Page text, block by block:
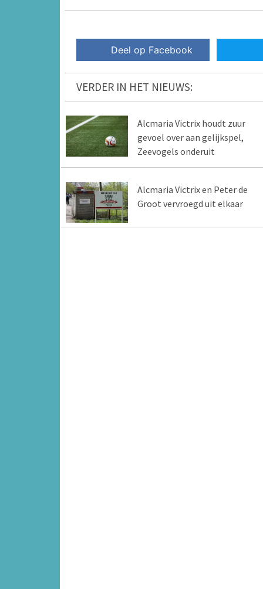
Deel op Facebook
VERDER IN HET NIEUWS:
Alcmaria Victrix houdt zuur
gevoel over aan gelijkspel,
Zeevogels onderuit
Alcmaria Victrix en Peter de
Groot vervroegd uit elkaar